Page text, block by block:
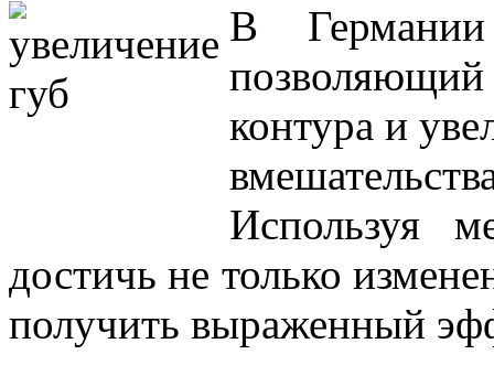
В
контура и
Используя
достичь не только
получить выраженный